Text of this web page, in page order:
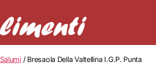
Salumi/ Bresaola Della Valtellina I.G.P. Punta